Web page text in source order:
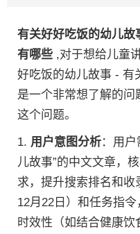
有关好好吃饭的幼儿
有哪些 ,对于想给儿童
好吃饭的幼儿故事 - 有
是一个非常想了解的
这个问题。
1. 用户意图分析：用
儿故事”的中文文章，
求，提升搜索排名和收
12月22日）和任务指
时效性（如结合健康饮